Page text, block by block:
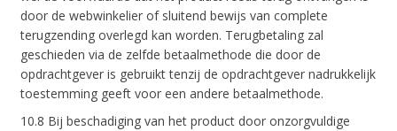
door de webwinkelier of sluitend bewijs van complete
terugzending overlegd kan worden. Terugbetaling zal
geschieden via de zelfde betaalmethode die door de
opdrachtgever is gebruikt tenzij de opdrachtgever nadrukkelijk
toestemming geeft voor een andere betaalmethode.
10.8 Bij beschadiging van het product door onzorgvuldige